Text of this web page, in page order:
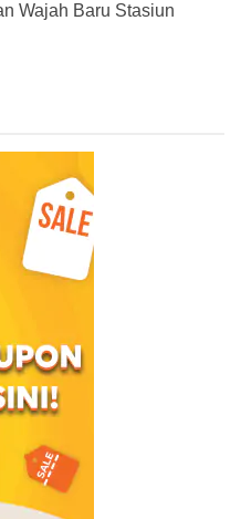
Wajah Baru Stasiun